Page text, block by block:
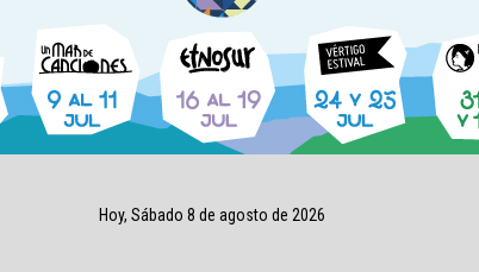
Hoy, Sábado 8 de agosto de 2026